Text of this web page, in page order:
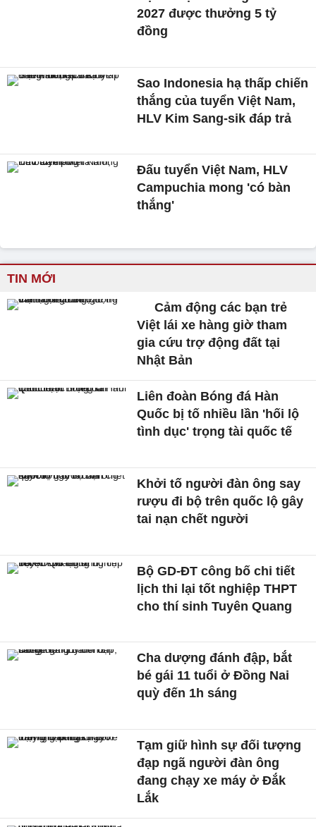
2027 được thưởng 5 tỷ
đồng
Sao Indonesia hạ thấp chiến
thắng của tuyển Việt Nam,
HLV Kim Sang-sik đáp trả
Đấu tuyển Việt Nam, HLV
Campuchia mong 'có bàn
thắng'
TIN MỚI
Cảm động các bạn trẻ
Việt lái xe hàng giờ tham
gia cứu trợ động đất tại
Nhật Bản
Liên đoàn Bóng đá Hàn
Quốc bị tố nhiều lần 'hối lộ
tình dục' trọng tài quốc tế
Khởi tố người đàn ông say
rượu đi bộ trên quốc lộ gây
tai nạn chết người
Bộ GD-ĐT công bố chi tiết
lịch thi lại tốt nghiệp THPT
cho thí sinh Tuyên Quang
Cha dượng đánh đập, bắt
bé gái 11 tuổi ở Đồng Nai
quỳ đến 1h sáng
Tạm giữ hình sự đối tượng
đạp ngã người đàn ông
đang chạy xe máy ở Đắk
Lắk